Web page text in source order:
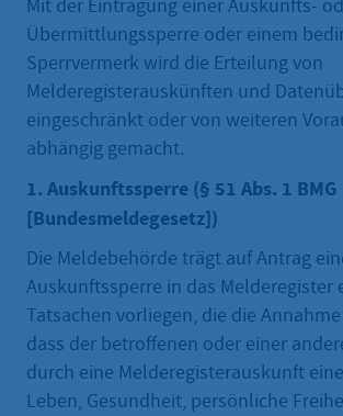
Mit der Eintragung einer Auskunfts-
Übermittlungssperre oder einem
Sperrvermerk wird die Erteilung von
Melderegisterauskünften und
eingeschränkt oder von weiteren
abhängig gemacht.
1. Auskunftssperre (§ 51 Abs. 1 BMG
[Bundesmeldegesetz])
Die Meldebehörde trägt auf Antrag
Auskunftssperre in das Melderegister
Tatsachen vorliegen, die die
dass der betroffenen oder einer
durch eine Melderegisterauskunft
Leben, Gesundheit, persönliche